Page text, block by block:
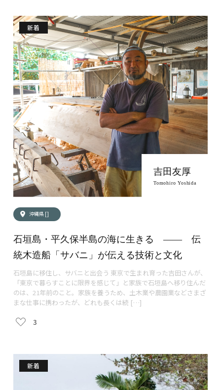
石垣島・平久保半島の海に生きる ―― 伝
統木造船「サバニ」が伝える技術と文化
石垣島に移住し、サバニと出会う 東京で生まれ育った吉田さんが、
「東京で暮らすことに限界を感じて」と家族で石垣島へ移り住んだ
のは、21年前のこと。家族を養うため、土木業や農園業などさまざ
まな仕事に携わったが、どれも長くは続 […]
3
沖縄県 []
新着
吉田友厚
Tomohiro Yoshida
新着